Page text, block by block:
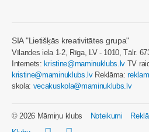
SIA "Lietišķās kreativitātes grupa"
Vīlandes iela 1-2, Rīga, LV - 1010, Tālr.
Internets:kristine@maminuklubs.lv TV
kristine@maminuklubs.lvReklāma:
skola: vecakuskola@maminuklubs.lv
© 2026 Māmiņu klubs Noteikumi